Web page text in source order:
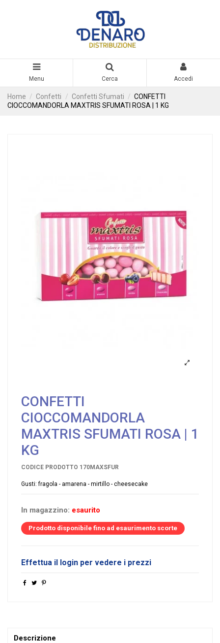
Menu Cerca Accedi
Home Confetti Confetti Sfumati
CONFETTI
CIOCCOMANDORLA MAXTRIS SFUMATI ROSA | 1 KG
CONFETTI
CIOCCOMANDORLA
MAXTRIS SFUMATI ROSA | 1
KG
CODICE PRODOTTO 170MAXSFUR
Gusti: fragola - amarena - mirtillo - cheesecake
In magazzino: esaurito
Prodotto disponibile fino ad esaurimento scorte
Effettua il login per vedere i prezzi
Descrizione